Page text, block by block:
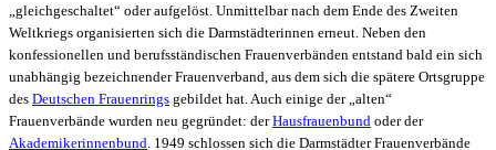
„gleichgeschaltet“ oder aufgelöst. Unmittelbar nach dem Ende des Zweiten
Weltkriegs organisierten sich die Darmstädterinnen erneut. Neben den
konfessionellen und berufsständischen Frauenverbänden entstand bald ein sich
unabhängig bezeichnender Frauenverband, aus dem sich die spätere Ortsgruppe
des Deutschen Frauenrings gebildet hat. Auch einige der „alten“
Frauenverbände wurden neu gegründet: derHausfrauenbund oder der
Akademikerinnenbund . 1949 schlossen sich die Darmstädter Frauenverbände